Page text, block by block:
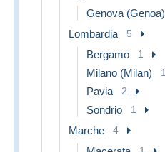
Genova (Genoa)
Lombardia 5
Bergamo 1
Milano (Milan) 1
Pavia 2
Sondrio 1
Marche 4